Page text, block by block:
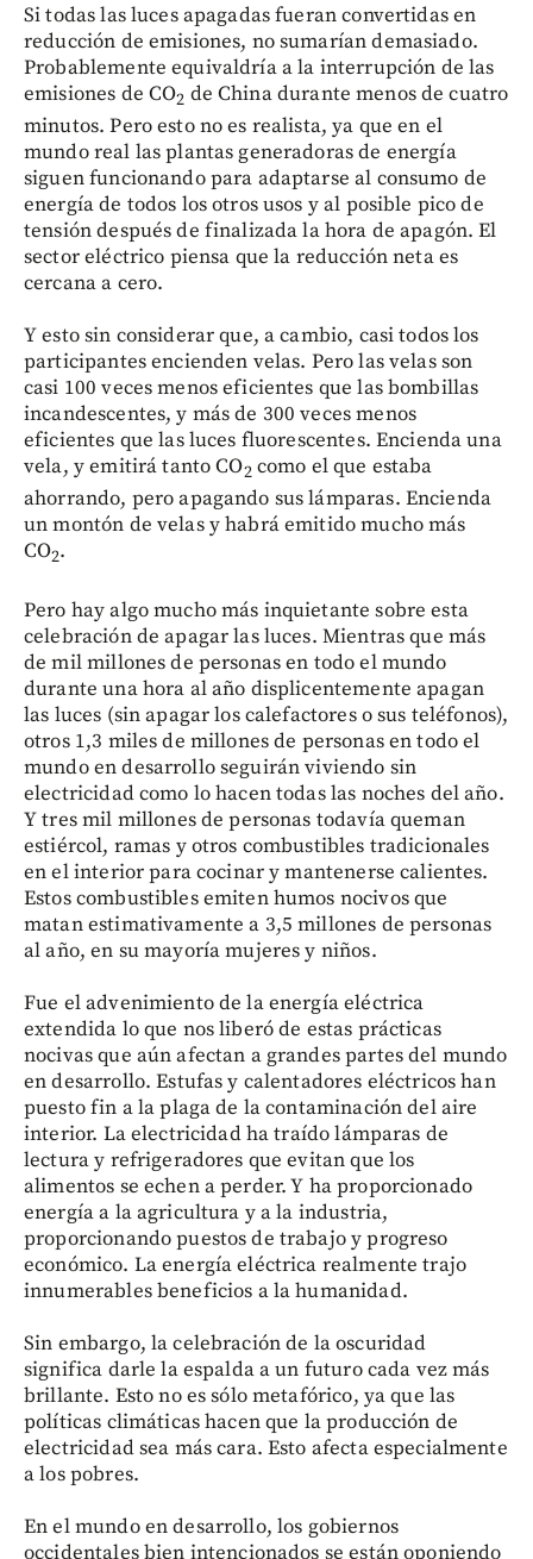
Si todas las luces apagadas fueran convertidas en
reducción de emisiones, no sumarían demasiado.
Probablemente equivaldría a la interrupción de las
emisiones de CO2 de China durante menos de cuatro
minutos. Pero esto no es realista, ya que en el
mundo real las plantas generadoras de energía
siguen funcionando para adaptarse al consumo de
energía de todos los otros usos y al posible pico de
tensión después de finalizada la hora de apagón. El
sector eléctrico piensa que la reducción neta es
cercana a cero.
Y esto sin considerar que, a cambio, casi todos los
participantes encienden velas. Pero las velas son
casi 100 veces menos eficientes que las bombillas
incandescentes, y más de 300 veces menos
eficientes que las luces fluorescentes. Encienda una
vela, y emitirá tanto CO2 como el que estaba
ahorrando, pero apagando sus lámparas. Encienda
un montón de velas y habrá emitido mucho más
CO2.
Pero hay algo mucho más inquietante sobre esta
celebración de apagar las luces. Mientras que más
de mil millones de personas en todo el mundo
durante una hora al año displicentemente apagan
las luces (sin apagar los calefactores o sus teléfonos),
otros 1,3 miles de millones de personas en todo el
mundo en desarrollo seguirán viviendo sin
electricidad como lo hacen todas las noches del año.
Y tres mil millones de personas todavía queman
estiércol, ramas y otros combustibles tradicionales
en el interior para cocinar y mantenerse calientes.
Estos combustibles emiten humos nocivos que
matan estimativamente a 3,5 millones de personas
al año, en su mayoría mujeres y niños.
Fue el advenimiento de la energía eléctrica
extendida lo que nos liberó de estas prácticas
nocivas que aún afectan a grandes partes del mundo
en desarrollo. Estufas y calentadores eléctricos han
puesto fin a la plaga de la contaminación del aire
interior. La electricidad ha traído lámparas de
lectura y refrigeradores que evitan que los
alimentos se echen a perder. Y ha proporcionado
energía a la agricultura y a la industria,
proporcionando puestos de trabajo y progreso
económico. La energía eléctrica realmente trajo
innumerables beneficios a la humanidad.
Sin embargo, la celebración de la oscuridad
significa darle la espalda a un futuro cada vez más
brillante. Esto no es sólo metafórico, ya que las
políticas climáticas hacen que la producción de
electricidad sea más cara. Esto afecta especialmente
a los pobres.
En el mundo en desarrollo, los gobiernos
occidentales bien intencionados se están oponiendo